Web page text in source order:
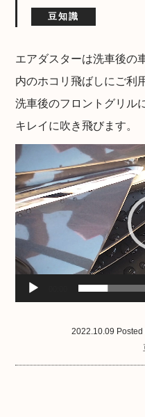
豆知識
エアダスターは洗車後の
内のホコリ飛ばしにご利
洗車後のフロントグリル
キレイに吹き飛びます。
動
画
プ
レ
ー
ヤ
2022.10.09